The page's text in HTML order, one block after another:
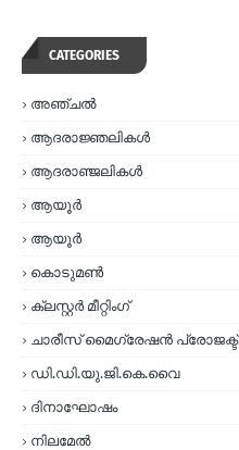
CATEGORIES
അഞ്ചല്‍
ആദരാജ്ഞലികള്‍
ആദരാഞ്ജലികള്‍
ആയൂര്‍
ആയൂർ
കൊടുമണ്‍
ക്ലസ്റ്റര്‍ മീറ്റിംഗ്
ചാരീസ് മൈഗ്രേഷന്‍ പ്രോജക്ട്
ഡി.ഡി.യു.ജി.കെ.വൈ
ദിനാഘോഷം
നിലമേല്‍